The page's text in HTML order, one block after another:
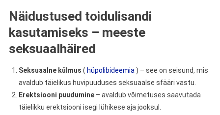
Näidustused toidulisandi
kasutamiseks – meeste
seksuaalhäired
Seksuaalne külmus ( hüpolibideemia ) – see on seisund, mis
avaldub täielikus huvipuuduses seksuaalse sfääri vastu.
Erektsiooni puudumine– avaldub võimetuses saavutada
täielikku erektsiooni isegi lühikese aja jooksul.